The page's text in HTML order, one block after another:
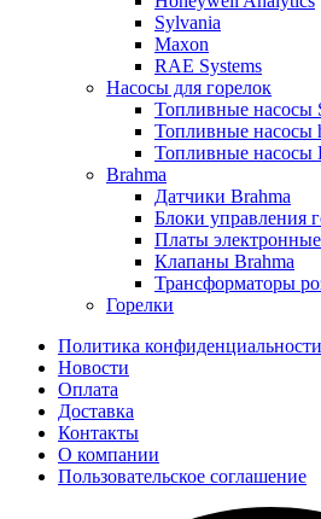
Sylvania
Maxon
RAE Systems
Насосы для горелок
Топливные насосы
Топливные насосы
Топливные насосы
Brahma
Датчики Brahma
Блоки управления
Платы
Клапаны Brahma
Трансформаторы
Горелки
Политика конфиденциальности
Новости
Оплата
Доставка
Контакты
О компании
Пользовательское соглашение